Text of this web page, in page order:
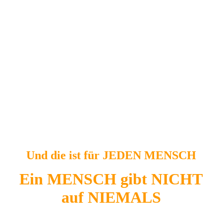
Und die ist für JEDEN MENSCH
Ein MENSCH gibt NICHT
auf NIEMALS